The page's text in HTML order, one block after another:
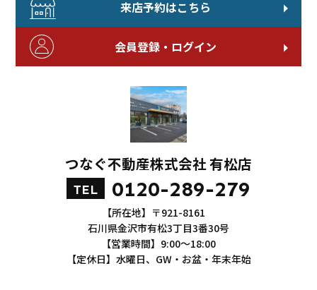
来店予約はこちら
会員登録・ログイン
つなぐ不動産株式会社 有松店
TEL 0120-289-279
【所在地】〒921-8161
石川県金沢市有松3丁目3番30号
【営業時間】9:00～18:00
【定休日】水曜日、GW・お盆・年末年始